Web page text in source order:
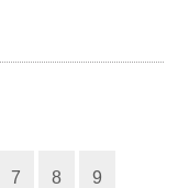
7 8 9